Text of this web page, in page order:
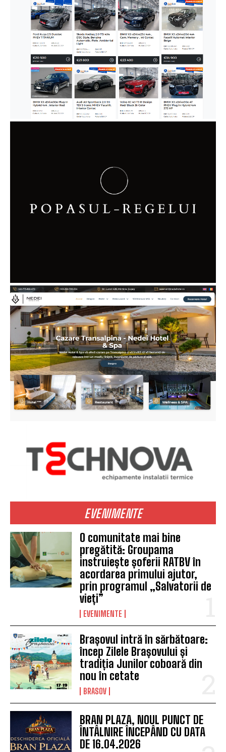
EVENIMENTE
O comunitate mai bine
pregătită: Groupama
instruiește șoferii RATBV în
acordarea primului ajutor,
prin programul „Salvatorii de
vieți”
EVENIMENTE
Brașovul intră în sărbătoare:
încep Zilele Brașovului și
tradiția Junilor coboară din
nou în cetate
BRASOV
BRAN PLAZA, NOUL PUNCT DE
ÎNTÂLNIRE ÎNCEPÂND CU DATA
DE 16.04.2026